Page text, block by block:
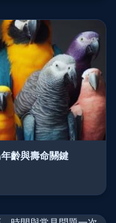
齡與壽命關鍵